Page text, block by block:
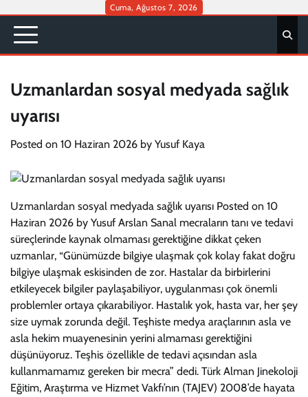
content
Cuma, Ağustos 7, 2026
Uzmanlardan sosyal medyada sağlık
uyarısı
Posted on 10 Haziran 2026 by Yusuf Kaya
Uzmanlardan sosyal medyada sağlık uyarısı Posted on 10
Haziran 2026 by Yusuf Arslan Sanal mecraların tanı ve tedavi
süreçlerinde kaynak olmaması gerektiğine dikkat çeken
uzmanlar, “Günümüzde bilgiye ulaşmak çok kolay fakat doğru
bilgiye ulaşmak eskisinden de zor. Hastalar da birbirlerini
etkileyecek bilgiler paylaşabiliyor, uygulanması çok önemli
problemler ortaya çıkarabiliyor. Hastalık yok, hasta var, her şey
size uymak zorunda değil. Teşhiste medya araçlarının asla ve
asla hekim muayenesinin yerini almaması gerektiğini
düşünüyoruz. Teşhis özellikle de tedavi açısından asla
kullanmamamız gereken bir mecra” dedi. Türk Alman Jinekoloji
Eğitim, Araştırma ve Hizmet Vakfı’nın (TAJEV) 2008’de hayata